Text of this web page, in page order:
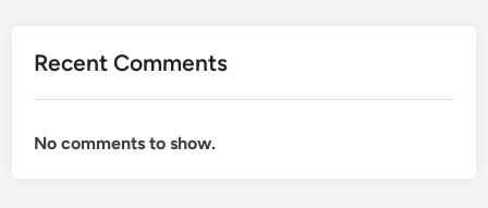
Recent Comments
No comments to show.